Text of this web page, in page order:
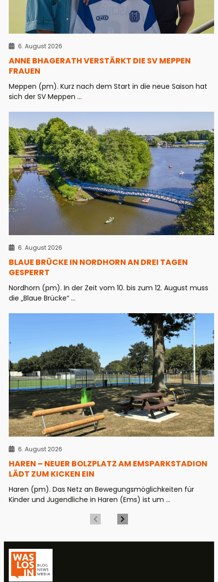
6. August 2026
ANNE BHAGERATH VERSTÄRKT DIE SV MEPPEN
FRAUEN
Meppen (pm). Kurz nach dem Start in die neue Saison hat
sich der SV Meppen ...
6. August 2026
BLAUE BRÜCKE IN NORDHORN AN DREI TAGEN
GESPERRT
Nordhorn (pm). In der Zeit vom 10. bis zum 12. August muss
die „Blaue Brücke“ ...
6. August 2026
HAREN – NEUER BOLZPLATZ AM EMSPARKSTADION
LÄDT ZUM KICKEN EIN
Haren (pm). Das Netz an Bewegungsmöglichkeiten für
Kinder und Jugendliche in Haren (Ems) ist um ...